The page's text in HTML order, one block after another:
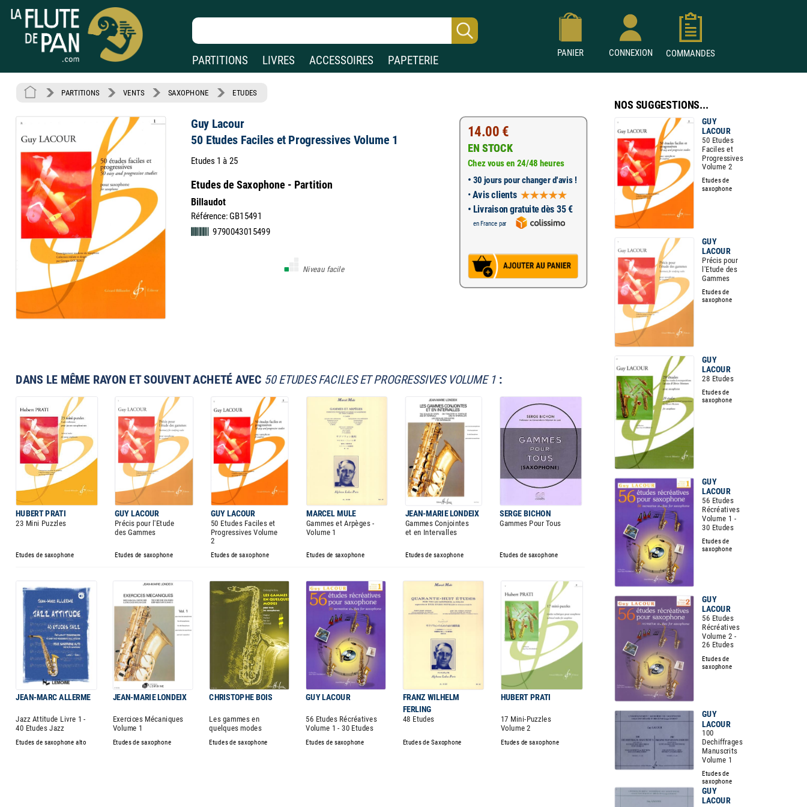
PARTITIONS LIVRES ACCESSOIRES PAPETERIE
PANIER CONNEXION COMMANDES
PARTITIONS VENTS SAXOPHONE ETUDES
Guy Lacour
50 Etudes Faciles et Progressives Volume 1
Etudes 1 à 25
Etudes de Saxophone - Partition
Billaudot
Référence: GB15491
9790043015499
Niveau facile
14.00 €
EN STOCK
Chez vous en 24/48 heures
• 30 jours pour changer d'avis !
•Avis clients
• Livraison gratuite dès 35 €
en France par
DANS LE MÊME RAYON ET SOUVENT ACHETÉ AVEC 50 ETUDES FACILES ET PROGRESSIVES VOLUME 1:
HUBERT PRATI GUY LACOUR GUY LACOUR MARCEL MULE JEAN-MARIE LONDEIX SERGE BICHON
23 Mini Puzzles
Précis pour l'Etude
des Gammes
50 Etudes Faciles et
Progressives Volume
2
Gammes et Arpèges -
Volume 1
Gammes Conjointes
et en Intervalles
Gammes Pour Tous
Etudes de saxophone Etudes de saxophone Etudes de saxophone Etudes de saxophone Etudes de saxophone Etudes de saxophone
JEAN-MARC ALLERME JEAN-MARIE LONDEIX CHRISTOPHE BOIS GUY LACOUR
FRANZ WILHELM
FERLING
HUBERT PRATI
Jazz Attitude Livre 1 -
40 Etudes Jazz
Exercices Mécaniques
Volume 1
Les gammes en
quelques modes
56 Etudes Récréatives
Volume 1 - 30 Etudes
48 Etudes
17 Mini-Puzzles
Volume 2
Etudes de saxophone alto Etudes de saxophone Etudes de saxophone Etudes de saxophone Etudes de Saxophone Etudes de saxophone
NOS SUGGESTIONS...
GUY
LACOUR
50 Etudes
Faciles et
Progressives
Volume 2
Etudes de
saxophone
GUY
LACOUR
Précis pour
l'Etude des
Gammes
Etudes de
saxophone
GUY
LACOUR
28 Etudes
Etudes de
saxophone
GUY
LACOUR
56 Etudes
Récréatives
Volume 1 -
30 Etudes
Etudes de
saxophone
GUY
LACOUR
56 Etudes
Récréatives
Volume 2 -
26 Etudes
Etudes de
saxophone
GUY
LACOUR
100
Dechiffrages
Manuscrits
Volume 1
Etudes de
saxophone
GUY
LACOUR